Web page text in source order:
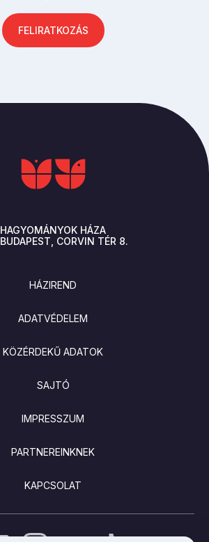
FELIRATKOZÁS
HAGYOMÁNYOK HÁZA
BUDAPEST CORVIN TÉR 8.
HÁZIREND
ADATVÉDELEM
KÖZÉRDEKŰ ADATOK
SAJTÓ
IMPRESSZUM
PARTNEREINKNEK
KAPCSOLAT